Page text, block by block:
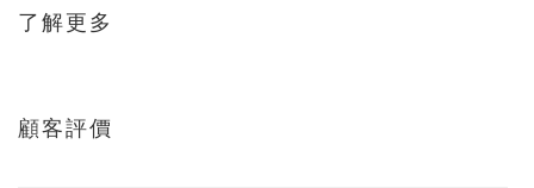
了解更多
顧客評價